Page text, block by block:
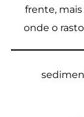
frente, mais
onde o